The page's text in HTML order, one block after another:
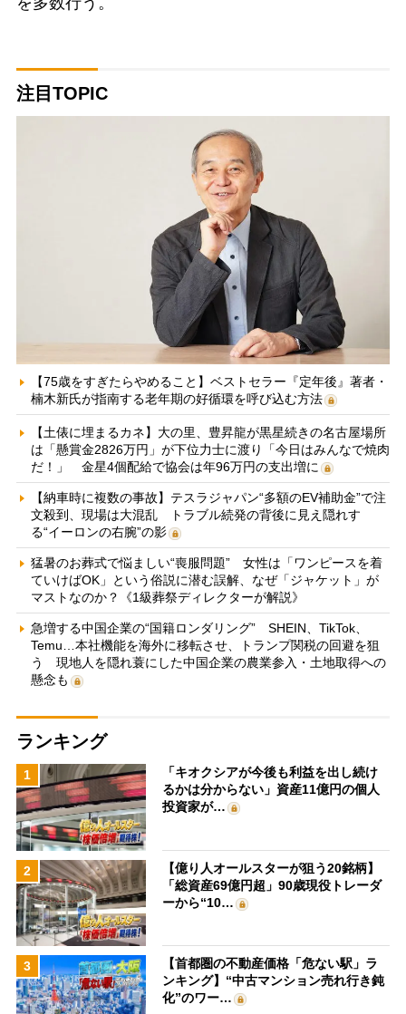
注目TOPIC
【75歳をすぎたらやめること】ベストセラー『定年後』著者・
楠木新氏が指南する老年期の好循環を呼び込む方法
【土俵に埋まるカネ】大の里、豊昇龍が黒星続きの名古屋場所
は「懸賞金2826万円」が下位力士に渡り「今日はみんなで焼肉
だ！」 金星4個配給で協会は年96万円の支出増に
【納車時に複数の事故】テスラジャパン“多額のEV補助金”で注
文殺到、現場は大混乱 トラブル続発の背後に見え隠れす
る“イーロンの右腕”の影
猛暑のお葬式で悩ましい“喪服問題” 女性は「ワンピースを着
ていけばOK」という俗説に潜む誤解、なぜ「ジャケット」が
マストなのか？《1級葬祭ディレクターが解説》
急増する中国企業の“国籍ロンダリング” SHEIN、TikTok、
Temu…本社機能を海外に移転させ、トランプ関税の回避を狙
う 現地人を隠れ蓑にした中国企業の農業参入・土地取得への
懸念も
ランキング
1
「キオクシアが今後も利益を出し続け
るかは分からない」資産11億円の個人
投資家が…
2
【億り人オールスターが狙う20銘柄】
「総資産69億円超」90歳現役トレーダ
ーから“10…
3
【首都圏の不動産価格「危ない駅」ラ
ンキング】“中古マンション売れ行き鈍
化”のワー…